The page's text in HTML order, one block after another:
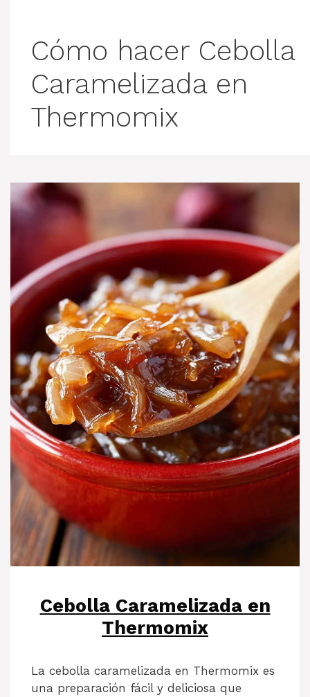
Cómo hacer Cebolla
Caramelizada en
Thermomix
Cebolla Caramelizada en
Thermomix
La cebolla caramelizada en Thermomix es
una preparación fácil y deliciosa que